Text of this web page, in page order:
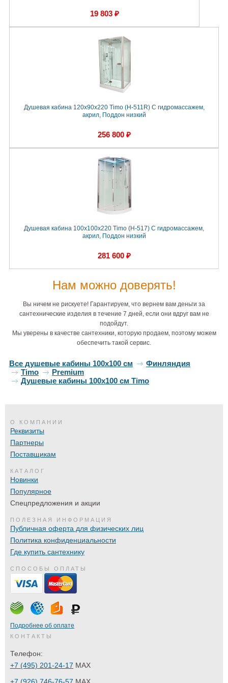
19 803 ₽
Душевая кабина 120x90x220 Timo (H-511R) С гидромассажем,
акрил, Поддон низкий
256 800 ₽
Душевая кабина 100x100x220 Timo (H-517) С гидромассажем,
акрил, Поддон низкий
281 600 ₽
Нам можно доверять!
Вы ничем не рискуете! Гарантируем, что вернем вам деньги за
сантехнические изделия в течение 7 дней, если они вдруг вам не
подойдут.
Мы уверены в качестве сантехники, которую продаем, поэтому можем
обеспечить такой сервис.
Все душевые кабины 100х100 см
Финляндия
Timo
Premium
Душевые кабины 100х100 см Timo
О КОМПАНИИ
Реквизиты
Партнеры
Поставщикам
КАТАЛОГ
Новинки
Популярное
Спецпредложения и акции
ПОЛЕЗНАЯ ИНФОРМАЦИЯ
Публичная оферта для физических лиц
Политика конфиденциальности
Где купить сантехнику
СПОСОБЫ ОПЛАТЫ
Подробнее об оплате
КОНТАКТЫ
Телефон:
+7 (495) 201-24-17 MAX